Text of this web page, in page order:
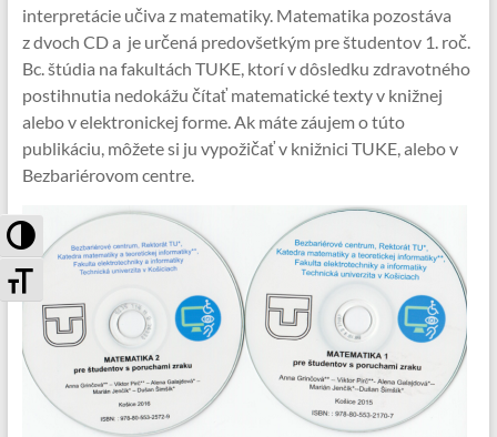
Toggle High Contrast
Toggle Font size
interpretácie učiva z matematiky. Matematika pozostáva
z dvoch CD a je určená predovšetkým pre študentov 1. roč.
Bc. štúdia na fakultách TUKE, ktorí v dôsledku zdravotného
postihnutia nedokážu čítať matematické texty v knižnej
alebo v elektronickej forme. Ak máte záujem o túto
publikáciu, môžete si ju vypožičať v knižnici TUKE, alebo v
Bezbariérovom centre.